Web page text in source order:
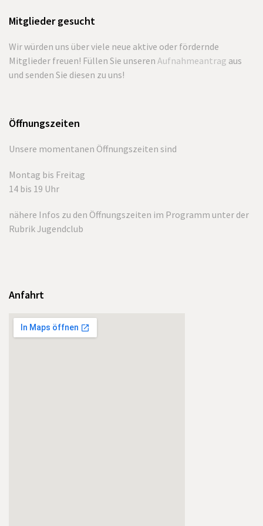
Mitglieder gesucht
Wir würden uns über viele neue aktive oder fördernde
Mitglieder freuen! Füllen Sie unseren Aufnahmeantrag aus
und senden Sie diesen zu uns!
Öffnungszeiten
Unsere momentanen Öffnungszeiten sind
Montag bis Freitag
14 bis 19 Uhr
nähere Infos zu den Öffnungszeiten im Programm unter der
Rubrik Jugendclub
Anfahrt